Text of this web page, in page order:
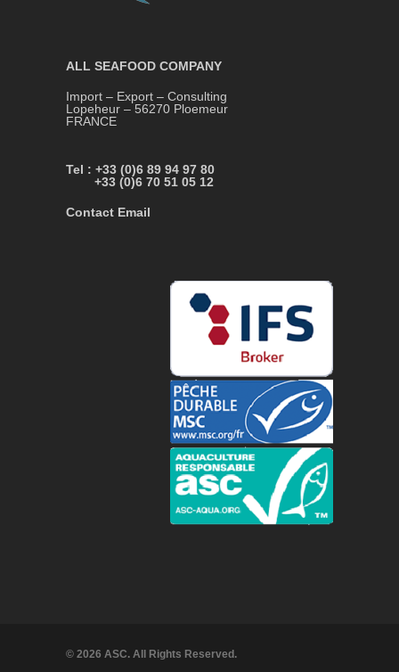
ALL SEAFOOD COMPANY
Import – Export – Consulting
Lopeheur – 56270 Ploemeur
FRANCE
Tel : +33 (0)6 89 94 97 80
+33 (0)6 70 51 05 12
Contact Email
© 2026 ASC. All Rights Reserved.